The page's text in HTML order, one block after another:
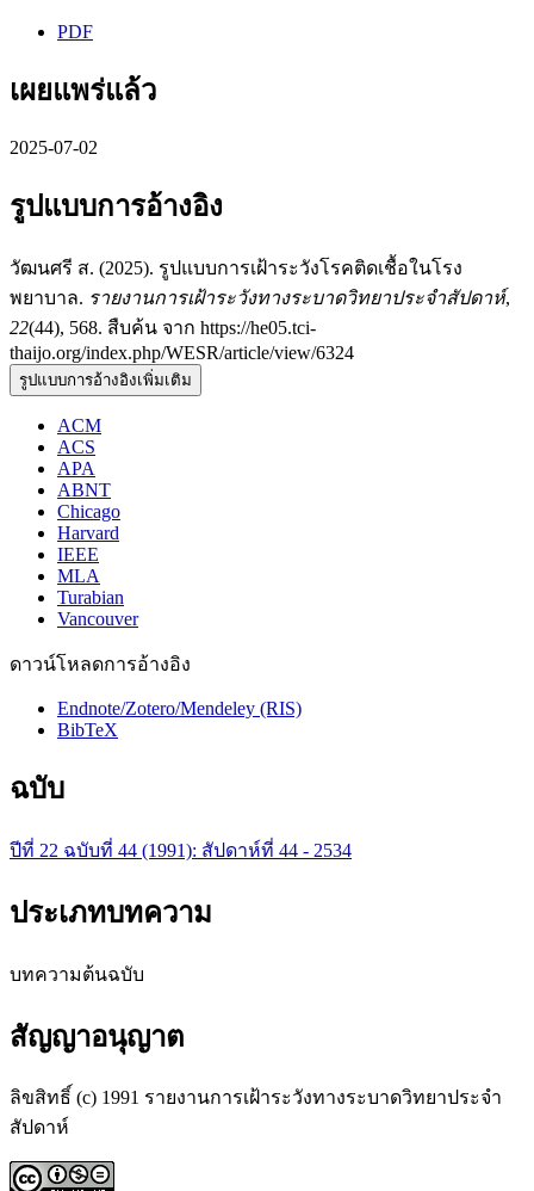
PDF
เผยแพร่แล้ว
2025-07-02
รูปแบบการอ้างอิง
วัฒนศรี ส. (2025). รูปแบบการเฝ้าระวังโรคติดเชื้อในโรง
พยาบาล. รายงานการเฝ้าระวังทางระบาดวิทยาประจำสัปดาห์,
22(44), 568. สืบค้น จาก https://he05.tci-
thaijo.org/index.php/WESR/article/view/6324
รูปแบบการอ้างอิงเพิ่มเติม
ACM
ACS
APA
ABNT
Chicago
Harvard
IEEE
MLA
Turabian
Vancouver
ดาวน์โหลดการอ้างอิง
Endnote/Zotero/Mendeley (RIS)
BibTeX
ฉบับ
ปีที่ 22 ฉบับที่ 44 (1991): สัปดาห์ที่ 44 - 2534
ประเภทบทความ
บทความต้นฉบับ
สัญญาอนุญาต
ลิขสิทธิ์ (c) 1991 รายงานการเฝ้าระวังทางระบาดวิทยาประจำ
สัปดาห์